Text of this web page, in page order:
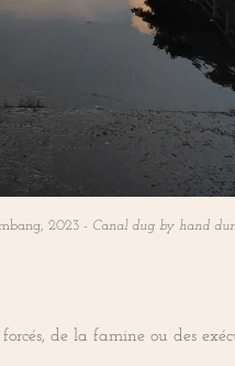
2023 - Canal dug by hand
de la famine ou des